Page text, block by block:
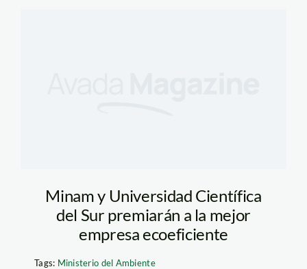
Minam y Universidad Científica
del Sur premiarán a la mejor
empresa ecoeficiente
Tags: Ministerio del Ambiente